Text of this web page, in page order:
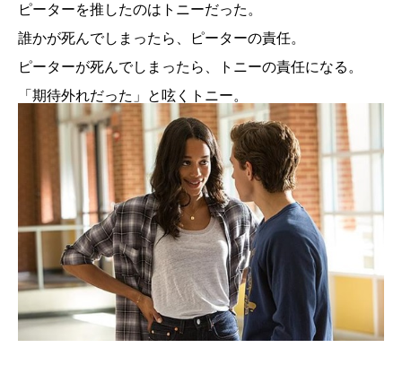
ピーターを推したのはトニーだった。
誰かが死んでしまったら、ピーターの責任。
ピーターが死んでしまったら、トニーの責任になる。
「期待外れだった」と呟くトニー。